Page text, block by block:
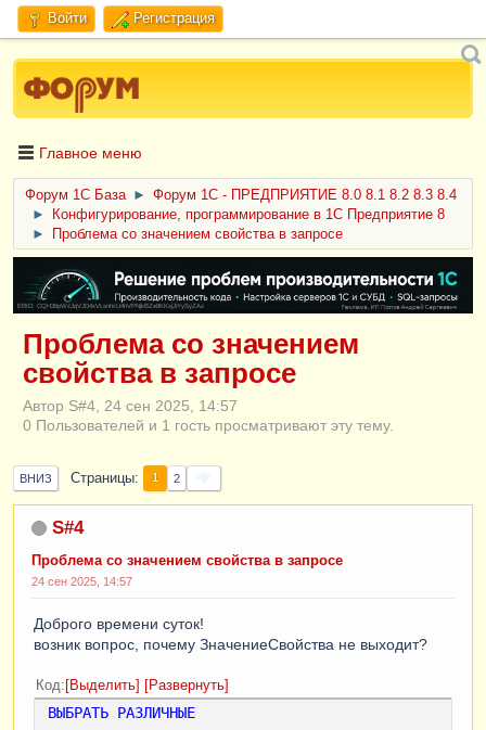
Войти Регистрация
Главное меню
Форум 1C База ►
Форум 1С - ПРЕДПРИЯТИЕ 8.0 8.1 8.2 8.3 8.4
►
Конфигурирование, программирование в 1С Предприятие 8
►
Проблема со значением свойства в запросе
ERID: CQH36pWzJqVJD4xVLsnhcU4hVPNjkBZe8KKxjJiYySyZAz
Проблема со значением
свойства в запросе
Автор S#4, 24 сен 2025, 14:57
0 Пользователей и 1 гость просматривают эту тему.
ВНИЗ Страницы 1 2
S#4
Проблема со значением свойства в запросе
24 сен 2025, 14:57
Доброго времени суток!
возник вопрос, почему ЗначениеСвойства не выходит?
Код Выделить Развернуть
ВЫБРАТЬ РАЗЛИЧНЫЕ